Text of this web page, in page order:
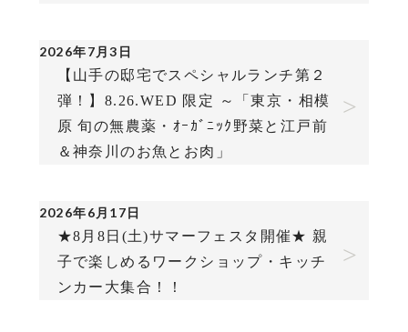
2026年7月3日
【山手の邸宅でスペシャルランチ第２
弾！】8.26.WED 限定 ～「東京・相模
原 旬の無農薬・ｵｰｶﾞﾆｯｸ野菜と江戸前
＆神奈川のお魚とお肉」
2026年6月17日
★8月8日(土)サマーフェスタ開催★ 親
子で楽しめるワークショップ・キッチ
ンカー大集合！！